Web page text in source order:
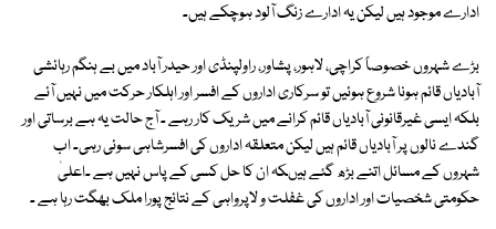
ادارے موجود ہیں لیکن یہ ادارے زنگ آلود ہوچکے ہیں۔
بڑے شہروں خصوصاً کراچی، لاہور، پشاور، راولپنڈی اور حیدر آباد میں بے ہنگم رہائشی
آبادیاں قائم ہونا شروع ہوئیں تو سرکاری اداروں کے افسر اور اہلکار حرکت میں نہیں آئے
بلکہ ایسی غیرقانونی آبادیاں قائم کرانے میں شریک کار رہے ۔ آج حالت یہ ہے برساتی اور
گندے نالوں پر آبادیاں قائم ہیں لیکن متعلقہ اداروں کی افسرشاہی سوئی رہی۔ اب
شہروں کے مسائل اتنے بڑھ گئے ہیںکہ ان کا حل کسی کے پاس نہیں ہے ۔اعلیٰ
حکومتی شخصیات اور اداروں کی غفلت و لاپرواہی کے نتائج پورا ملک بھگت رہا ہے ۔